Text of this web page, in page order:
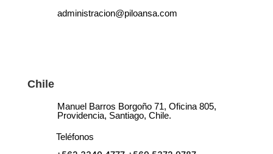
administracion@piloansa.com
Chile
Manuel Barros Borgoño 71, Oficina 805,
Providencia, Santiago, Chile.
Teléfonos